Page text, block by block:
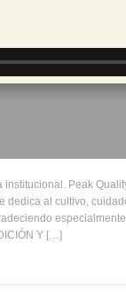
Peak
dedica al cultivo,
Y […]